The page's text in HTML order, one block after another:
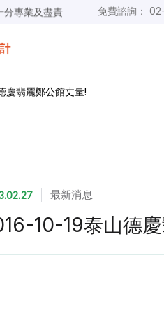
分專業及盡責
優質，建議實用
，施工團隊專業細心
配合，效果非常滿意
整體來說相當滿意
免費諮詢：
慶翡麗鄭公館丈量!
最新消息
10-19泰山德